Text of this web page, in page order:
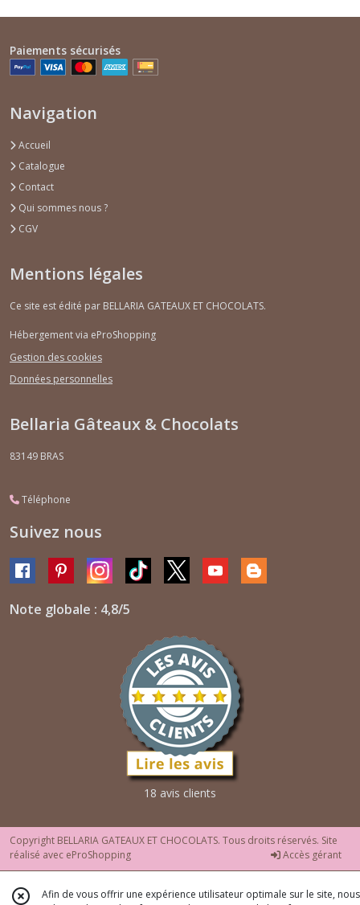
Paiements sécurisés
Navigation
Accueil
Catalogue
Contact
Qui sommes nous ?
CGV
Mentions légales
Ce site est édité par BELLARIA GATEAUX ET CHOCOLATS.
Hébergement via eProShopping
Gestion des cookies
Données personnelles
Bellaria Gâteaux & Chocolats
83149 BRAS
Téléphone
Suivez nous
Note globale : 4,8/5
18 avis clients
Copyright BELLARIA GATEAUX ET CHOCOLATS. Tous droits réservés. Site
réalisé avec eProShopping Accès gérant
Afin de vous offrir une expérience utilisateur optimale sur le site, nous